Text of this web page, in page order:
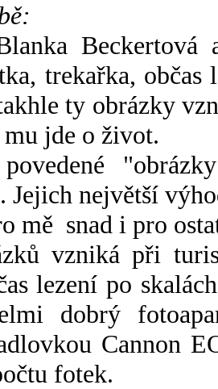
Beckertová
trekařka,
ty obrázky
jde o život.
Jejich největší
mě snad i pro
vzniká při
lezení po
dobrý
Cannon
fotek.